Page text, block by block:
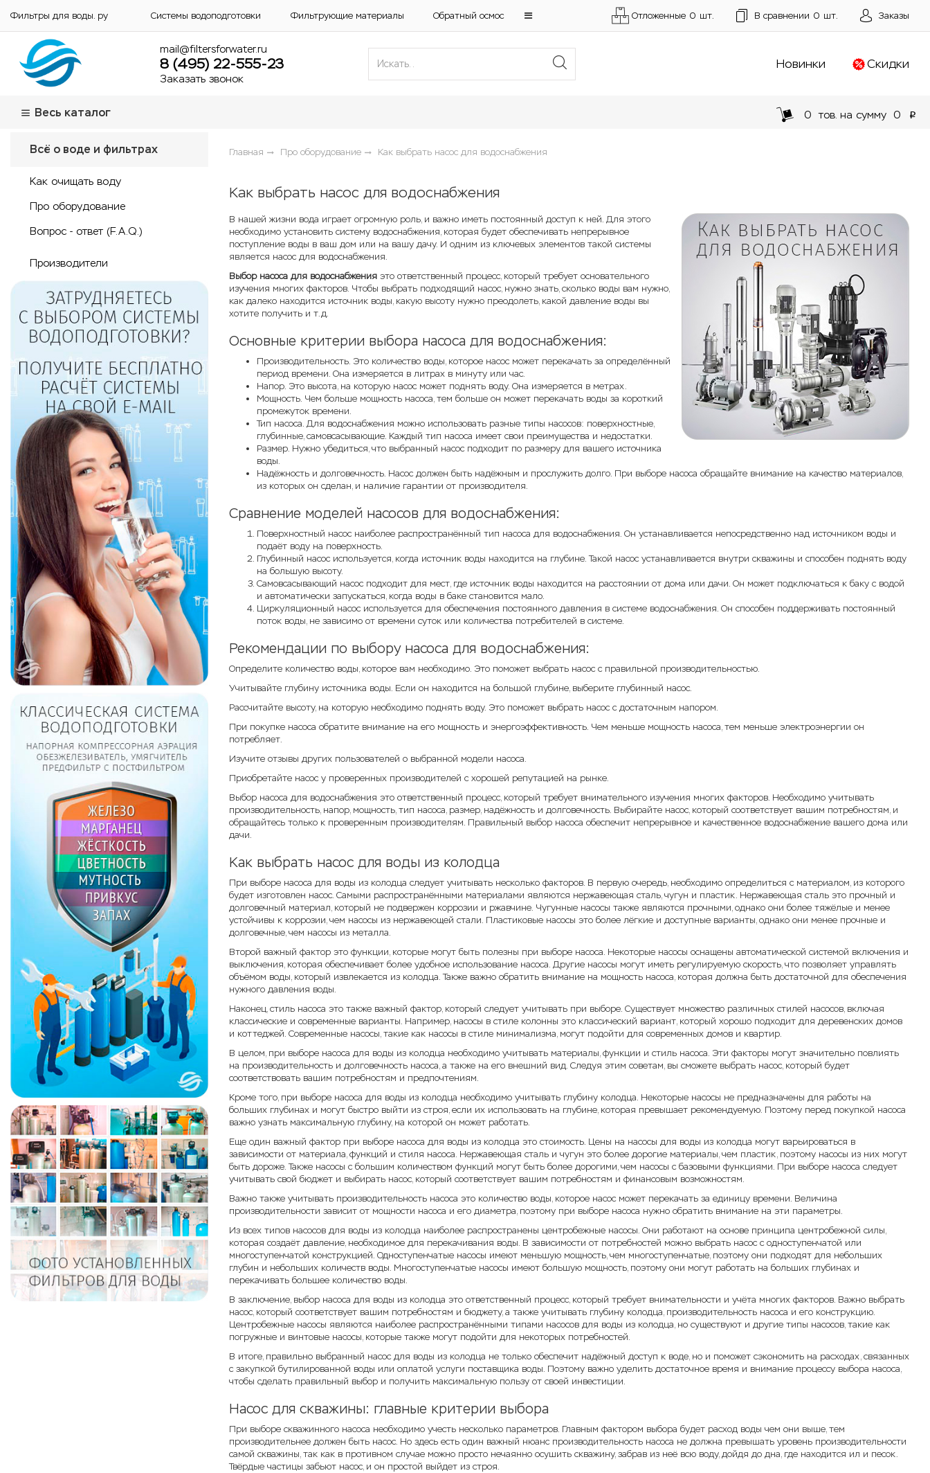
Фильтры для воды. ру Системы водоподготовки Фильтрующие материалы Обратный осмос Отложенные 0 шт. В сравнении 0 шт. Заказы
mail@filtersforwater.ru
8 (495) 22-555-23
Заказать звонок
Новинки Скидки
Весь каталог 0 тов. на сумму 0 p
Всё о воде и фильтрах
Как очищать воду
Про оборудование
Вопрос - ответ (F.A.Q.)
Производители
Главная Про оборудование Как выбрать насос для водоснабжения
Как выбрать насос для водоснабжения
В нашей жизни вода играет огромную роль, и важно иметь постоянный доступ к ней. Для этого
необходимо установить систему водоснабжения, которая будет обеспечивать непрерывное
поступление воды в ваш дом или на вашу дачу. И одним из ключевых элементов такой системы
является насос для водоснабжения.
Выбор насоса для водоснабжения это ответственный процесс, который требует основательного
изучения многих факторов. Чтобы выбрать подходящий насос, нужно знать, сколько воды вам нужно,
как далеко находится источник воды, какую высоту нужно преодолеть, какой давление воды вы
хотите получить и т.д.
Основные критерии выбора насоса для водоснабжения:
Производительность. Это количество воды, которое насос может перекачать за определённый
период времени. Она измеряется в литрах в минуту или час.
Напор. Это высота, на которую насос может поднять воду. Она измеряется в метрах.
Мощность. Чем больше мощность насоса, тем больше он может перекачать воды за короткий
промежуток времени.
Тип насоса. Для водоснабжения можно использовать разные типы насосов: поверхностные,
глубинные, самовсасывающие. Каждый тип насоса имеет свои преимущества и недостатки.
Размер. Нужно убедиться, что выбранный насос подходит по размеру для вашего источника
воды.
Надёжность и долговечность. Насос должен быть надёжным и прослужить долго. При выборе насоса обращайте внимание на качество материалов,
из которых он сделан, и наличие гарантии от производителя.
Сравнение моделей насосов для водоснабжения:
Поверхностный насос наиболее распространённый тип насоса для водоснабжения. Он устанавливается непосредственно над источником воды и
подаёт воду на поверхность.
Глубинный насос используется, когда источник воды находится на глубине. Такой насос устанавливается внутри скважины и способен поднять воду
на большую высоту.
Самовсасывающий насос подходит для мест, где источник воды находится на расстоянии от дома или дачи. Он может подключаться к баку с водой
и автоматически запускаться, когда воды в баке становится мало.
Циркуляционный насос используется для обеспечения постоянного давления в системе водоснабжения. Он способен поддерживать постоянный
поток воды, не зависимо от времени суток или количества потребителей в системе.
Рекомендации по выбору насоса для водоснабжения:
Определите количество воды, которое вам необходимо. Это поможет выбрать насос с правильной производительностью.
Учитывайте глубину источника воды. Если он находится на большой глубине, выберите глубинный насос.
Рассчитайте высоту, на которую необходимо поднять воду. Это поможет выбрать насос с достаточным напором.
При покупке насоса обратите внимание на его мощность и энергоэффективность. Чем меньше мощность насоса, тем меньше электроэнергии он
потребляет.
Изучите отзывы других пользователей о выбранной модели насоса.
Приобретайте насос у проверенных производителей с хорошей репутацией на рынке.
Выбор насоса для водоснабжения это ответственный процесс, который требует внимательного изучения многих факторов. Необходимо учитывать
производительность, напор, мощность, тип насоса, размер, надёжность и долговечность. Выбирайте насос, который соответствует вашим потребностям, и
обращайтесь только к проверенным производителям. Правильный выбор насоса обеспечит непрерывное и качественное водоснабжение вашего дома или
дачи.
Как выбрать насос для воды из колодца
При выборе насоса для воды из колодца следует учитывать несколько факторов. В первую очередь, необходимо определиться с материалом, из которого
будет изготовлен насос. Самыми распространёнными материалами являются нержавеющая сталь, чугун и пластик. Нержавеющая сталь это прочный и
долговечный материал, который не подвержен коррозии и ржавчине. Чугунные насосы также являются прочными, однако они более тяжёлые и менее
устойчивы к коррозии, чем насосы из нержавеющей стали. Пластиковые насосы это более лёгкие и доступные варианты, однако они менее прочные и
долговечные, чем насосы из металла.
Второй важный фактор это функции, которые могут быть полезны при выборе насоса. Некоторые насосы оснащены автоматической системой включения и
выключения, которая обеспечивает более удобное использование насоса. Другие насосы могут иметь регулируемую скорость, что позволяет управлять
объёмом воды, который извлекается из колодца. Также важно обратить внимание на мощность насоса, которая должна быть достаточной для обеспечения
нужного давления воды.
Наконец, стиль насоса это также важный фактор, который следует учитывать при выборе. Существует множество различных стилей насосов, включая
классические и современные варианты. Например, насосы в стиле колонны это классический вариант, который хорошо подходит для деревенских домов
и коттеджей. Современные насосы, такие как насосы в стиле минимализма, могут подойти для современных домов и квартир.
В целом, при выборе насоса для воды из колодца необходимо учитывать материалы, функции и стиль насоса. Эти факторы могут значительно повлиять
на производительность и долговечность насоса, а также на его внешний вид. Следуя этим советам, вы сможете выбрать насос, который будет
соответствовать вашим потребностям и предпочтениям.
Кроме того, при выборе насоса для воды из колодца необходимо учитывать глубину колодца. Некоторые насосы не предназначены для работы на
больших глубинах и могут быстро выйти из строя, если их использовать на глубине, которая превышает рекомендуемую. Поэтому перед покупкой насоса
важно узнать максимальную глубину, на которой он может работать.
Еще один важный фактор при выборе насоса для воды из колодца это стоимость. Цены на насосы для воды из колодца могут варьироваться в
зависимости от материала, функций и стиля насоса. Нержавеющая сталь и чугун это более дорогие материалы, чем пластик, поэтому насосы из них могут
быть дороже. Также насосы с большим количеством функций могут быть более дорогими, чем насосы с базовыми функциями. При выборе насоса следует
учитывать свой бюджет и выбирать насос, который соответствует вашим потребностям и финансовым возможностям.
Важно также учитывать производительность насоса это количество воды, которое насос может перекачать за единицу времени. Величина
производительности зависит от мощности насоса и его диаметра, поэтому при выборе насоса нужно обратить внимание на эти параметры.
Из всех типов насосов для воды из колодца наиболее распространены центробежные насосы. Они работают на основе принципа центробежной силы,
которая создаёт давление, необходимое для перекачивания воды. В зависимости от потребностей можно выбрать насос с одноступенчатой или
многоступенчатой конструкцией. Одноступенчатые насосы имеют меньшую мощность, чем многоступенчатые, поэтому они подходят для небольших
глубин и небольших количеств воды. Многоступенчатые насосы имеют большую мощность, поэтому они могут работать на больших глубинах и
перекачивать большее количество воды.
В заключение, выбор насоса для воды из колодца это ответственный процесс, который требует внимательности и учёта многих факторов. Важно выбрать
насос, который соответствует вашим потребностям и бюджету, а также учитывать глубину колодца, производительность насоса и его конструкцию.
Центробежные насосы являются наиболее распространёнными типами насосов для воды из колодца, но существуют и другие типы насосов, такие как
погружные и винтовые насосы, которые также могут подойти для некоторых потребностей.
В итоге, правильно выбранный насос для воды из колодца не только обеспечит надёжный доступ к воде, но и поможет сэкономить на расходах, связанных
с закупкой бутилированной воды или оплатой услуги поставщика воды. Поэтому важно уделить достаточное время и внимание процессу выбора насоса,
чтобы сделать правильный выбор и получить максимальную пользу от своей инвестиции.
Насос для скважины: главные критерии выбора
При выборе скважинного насоса необходимо учесть несколько параметров. Главным фактором выбора будет расход воды чем они выше, тем
производительнее должен быть насос. Но здесь есть один важный нюанс производительность насоса не должна превышать уровень производительности
самой скважины, так как в противном случае можно просто нечаянно осушить скважину, забрав из неё всю воду, дойдя до дна, где находится ил и песок.
Твёрдые частицы забьют насос, и он простой выйдет из строя.